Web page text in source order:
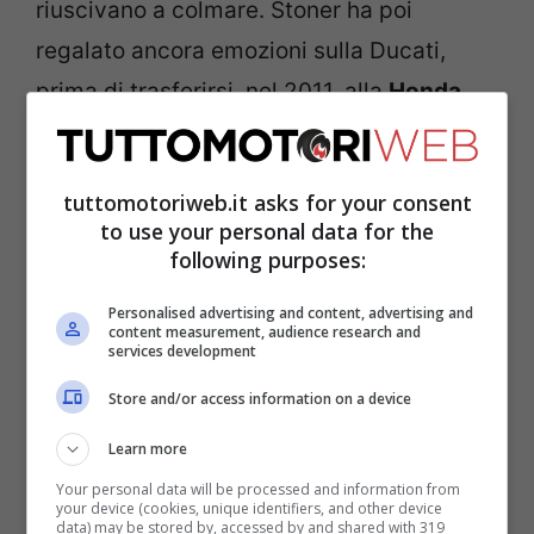
riuscivano a colmare. Stoner ha poi
regalato ancora emozioni sulla Ducati,
prima di trasferirsi, nel 2011, allaHonda,
vincendo il suo secondo titolo al debutto
Al termine del
2012, come un fulmine a ciel sereno,
decise di dire basta con il mondo delle
grande rimpianto per tutti i tifosi e gli
amanti di questo sport. E le sue parole,
ancora una volta, hanno fatto rumore.
Stoner, ecco il suo giudizio
tuttomotoriweb.it asks for your consent
to use your personal data for the
following purposes:
Personalised advertising and content, advertising and
content measurement, audience research and
services development
Store and/or access information on a device
Learn more
Your personal data will be processed and information from
your device (cookies, unique identifiers, and other device
data) may be stored by, accessed by and shared with 319